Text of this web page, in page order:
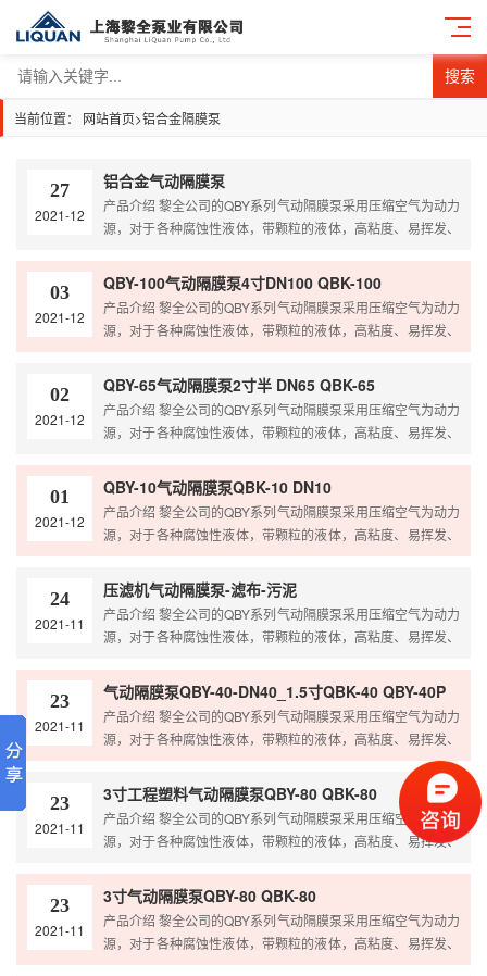
搜索
当前位置： 网站首页>铝合金隔膜泵
27
2021-12
铝合金气动隔膜泵
产品介绍 黎全公司的QBY系列气动隔膜泵采用压缩空气为动力
源，对于各种腐蚀性液体，带颗粒的液体，高粘度、易挥发、
泵、屏蔽泵、泥浆泵和杂质泵等输送机械的许多优点泵的特
点；且可替代各种进口品牌，解决进口泵价格高，维修难，配
件贵的难题。 根据客户的使用介质需求选择不同的泵体和易损
件材质，以保证泵的使用寿命更长，对各种腐蚀性液体，带颗
03
2021-12
QBY-100气动隔膜泵4寸DN100 QBK-100
产品介绍 黎全公司的QBY系列气动隔膜泵采用压缩空气为动力
源，对于各种腐蚀性液体，带颗粒的液体，高粘度、易挥发、
易燃、剧毒的液体，均能予以抽光吸尽；具有自吸泵、潜水
泵、屏蔽泵、泥浆泵和杂质泵等输送机械的许多优点泵的特
点；且可替代各种进口品牌，解决进口泵价格高，维修难，配
件贵的难题。 根据客户的使用介质需求选择不同的泵体和易损
件材质，以保证泵的使用寿命更长，对各种腐蚀性液体，带颗
粒的液体，高粘度、易…
02
2021-12
QBY-65气动隔膜泵2寸半 DN65 QBK-65
产品介绍 黎全公司的QBY系列气动隔膜泵采用压缩空气为动力
源，对于各种腐蚀性液体，带颗粒的液体，高粘度、易挥发、
泵、屏蔽泵、泥浆泵和杂质泵等输送机械的许多优点泵的特
点；且可替代各种进口品牌，解决进口泵价格高，维修难，配
件贵的难题。 根据客户的使用介质需求选择不同的泵体和易损
件材质，以保证泵的使用寿命更长，对各种腐蚀性液体，带颗
01
2021-12
QBY-10气动隔膜泵QBK-10 DN10
产品介绍 黎全公司的QBY系列气动隔膜泵采用压缩空气为动力
源，对于各种腐蚀性液体，带颗粒的液体，高粘度、易挥发、
易燃、剧毒的液体，均能予以抽光吸尽；具有自吸泵、潜水
泵、屏蔽泵、泥浆泵和杂质泵等输送机械的许多优点泵的特
点；且可替代各种进口品牌，解决进口泵价格高，维修难，配
件贵的难题。 根据客户的使用介质需求选择不同的泵体和易损
件材质，以保证泵的使用寿命更长，对各种腐蚀性液体，带颗
粒的液体，高粘度、易…
24
2021-11
压滤机气动隔膜泵-滤布-污泥
产品介绍 黎全公司的QBY系列气动隔膜泵采用压缩空气为动力
源，对于各种腐蚀性液体，带颗粒的液体，高粘度、易挥发、
泵、屏蔽泵、泥浆泵和杂质泵等输送机械的许多优点泵的特
点；且可替代各种进口品牌，解决进口泵价格高，维修难，配
件贵的难题。 根据客户的使用介质需求选择不同的泵体和易损
件材质，以保证泵的使用寿命更长，对各种腐蚀性液体，带颗
23
2021-11
气动隔膜泵QBY-40-DN40_1.5寸QBK-40 QBY-40P
产品介绍 黎全公司的QBY系列气动隔膜泵采用压缩空气为动力
源，对于各种腐蚀性液体，带颗粒的液体，高粘度、易挥发、
易燃、剧毒的液体，均能予以抽光吸尽；具有自吸泵、潜水
泵、屏蔽泵、泥浆泵和杂质泵等输送机械的许多优点泵的特
点；且可替代各种进口品牌，解决进口泵价格高，维修难，配
件贵的难题。 根据客户的使用介质需求选择不同的泵体和易损
件材质，以保证泵的使用寿命更长，对各种腐蚀性液体，带颗
粒的液体，高粘度、易…
23
2021-11
3寸工程塑料气动隔膜泵QBY-80 QBK-80
产品介绍 黎全公司的QBY系列气动隔膜泵采用压缩空气为动力
源，对于各种腐蚀性液体，带颗粒的液体，高粘度、易挥发、
泵、屏蔽泵、泥浆泵和杂质泵等输送机械的许多优点泵的特
点；且可替代各种进口品牌，解决进口泵价格高，维修难，配
件贵的难题。 根据客户的使用介质需求选择不同的泵体和易损
件材质，以保证泵的使用寿命更长，对各种腐蚀性液体，带颗
23
2021-11
3寸气动隔膜泵QBY-80 QBK-80
产品介绍 黎全公司的QBY系列气动隔膜泵采用压缩空气为动力
源，对于各种腐蚀性液体，带颗粒的液体，高粘度、易挥发、
易燃、剧毒的液体，均能予以抽光吸尽；具有自吸泵、潜水